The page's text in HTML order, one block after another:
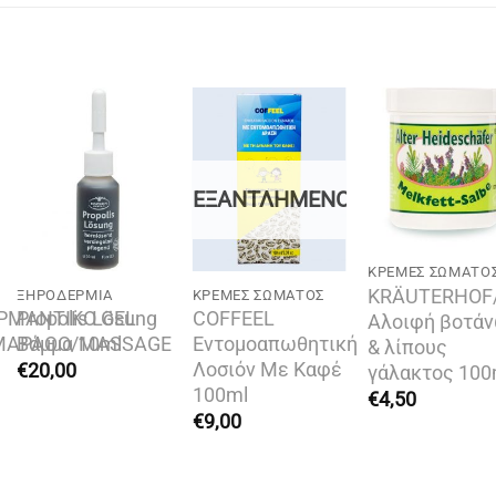
GEL
MASSAGE
wishlist
ΞΗΡΟΔΕΡΜΊΑ
Propolis Lösung
Βάμμα 10ml
€20,00
Add to
wishlist
ΕΞΑΝΤΛΗΜΈΝΟ
ΚΡΈΜΕΣ ΣΏΜΑΤΟΣ
COFFEEL
Εντομοαπωθητική
Λοσιόν Με Καφέ
100ml
€9,00
Add to
ΚΡΈΜΕΣ
Αλοιφή
& λίπους
γάλακτος
€4,50